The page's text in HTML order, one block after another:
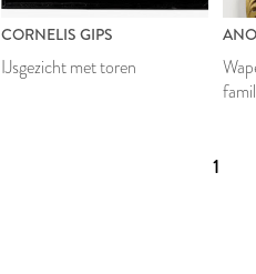
CORNELIS GIPS
IJsgezicht met toren
1